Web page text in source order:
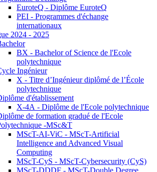
EuroteQ - Diplôme EuroteQ
PEI - Programmes d'échange
internationaux
2024 - 2025
BX - Bachelor of Science de l'Ecole
polytechnique
Ingénieur
X - Titre d’Ingénieur diplômé de l’École
polytechnique
d'établissement
X-4A - Diplôme de l'Ecole polytechnique
de formation gradué de l'Ecole
-MSc&T
MScT-AI-ViC - MScT-Artificial
Intelligence and Advanced Visual
Computing
MScT-CyS - MScT-Cybersecurity (CyS)
MScT-DDDF - MScT-Double Degree